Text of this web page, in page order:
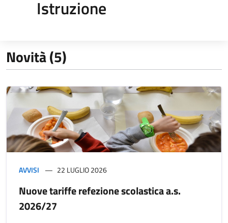
Istruzione
Novità (5)
AVVISI 22 LUGLIO 2026
Nuove tariffe refezione scolastica a.s.
2026/27